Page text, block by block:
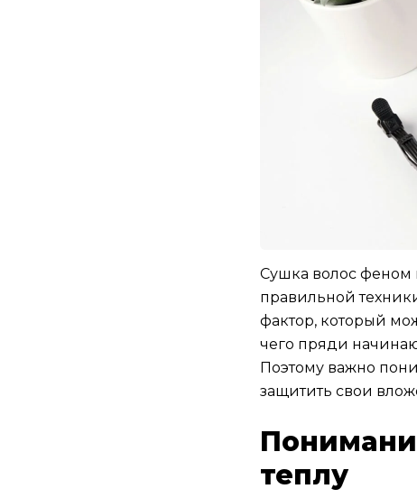
Сушка волос феном
правильной
фактор, который
чего пряди
Поэтому важно
защитить свои
теплу